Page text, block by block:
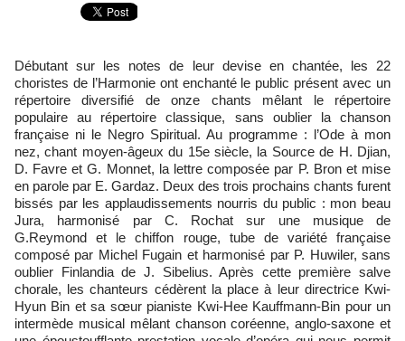
Débutant sur les notes de leur devise en chantée, les 22
choristes de l’Harmonie ont enchanté le public présent avec un
répertoire diversifié de onze chants mêlant le répertoire
populaire au répertoire classique, sans oublier la chanson
française ni le Negro Spiritual. Au programme : l’Ode à mon
nez, chant moyen-âgeux du 15e siècle, la Source de H. Djian,
D. Favre et G. Monnet, la lettre composée par P. Bron et mise
en parole par E. Gardaz. Deux des trois prochains chants furent
bissés par les applaudissements nourris du public : mon beau
Jura, harmonisé par C. Rochat sur une musique de
G.Reymond et le chiffon rouge, tube de variété française
composé par Michel Fugain et harmonisé par P. Huwiler, sans
oublier Finlandia de J. Sibelius. Après cette première salve
chorale, les chanteurs cédèrent la place à leur directrice Kwi-
Hyun Bin et sa sœur pianiste Kwi-Hee Kauffmann-Bin pour un
intermède musical mêlant chanson coréenne, anglo-saxone et